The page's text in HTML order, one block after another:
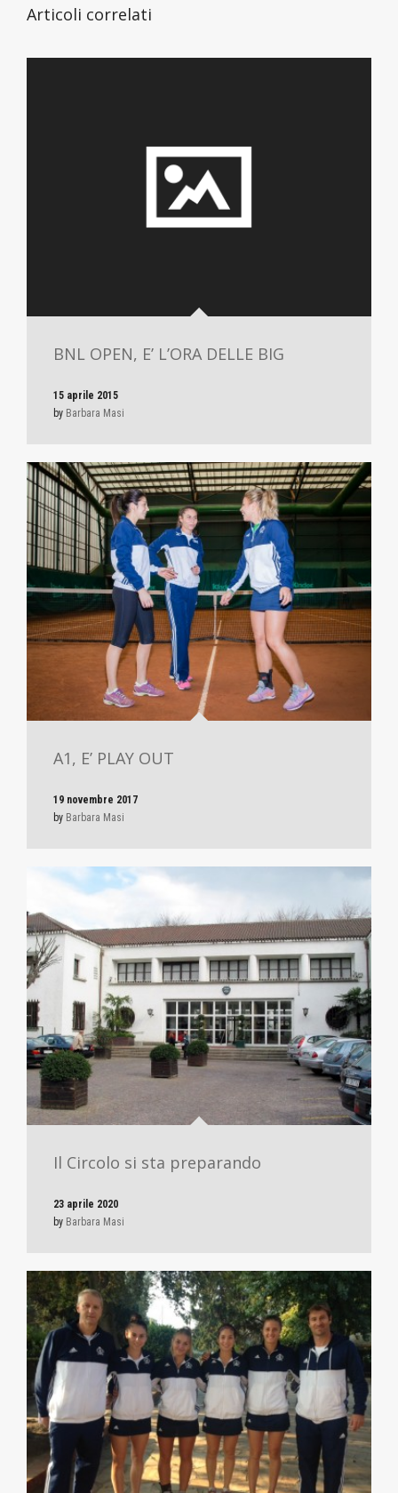
Articoli correlati
BNL OPEN, E’ L’ORA DELLE BIG
15 aprile 2015
by Barbara Masi
A1, E’ PLAY OUT
19 novembre 2017
by Barbara Masi
Il Circolo si sta preparando
23 aprile 2020
by Barbara Masi